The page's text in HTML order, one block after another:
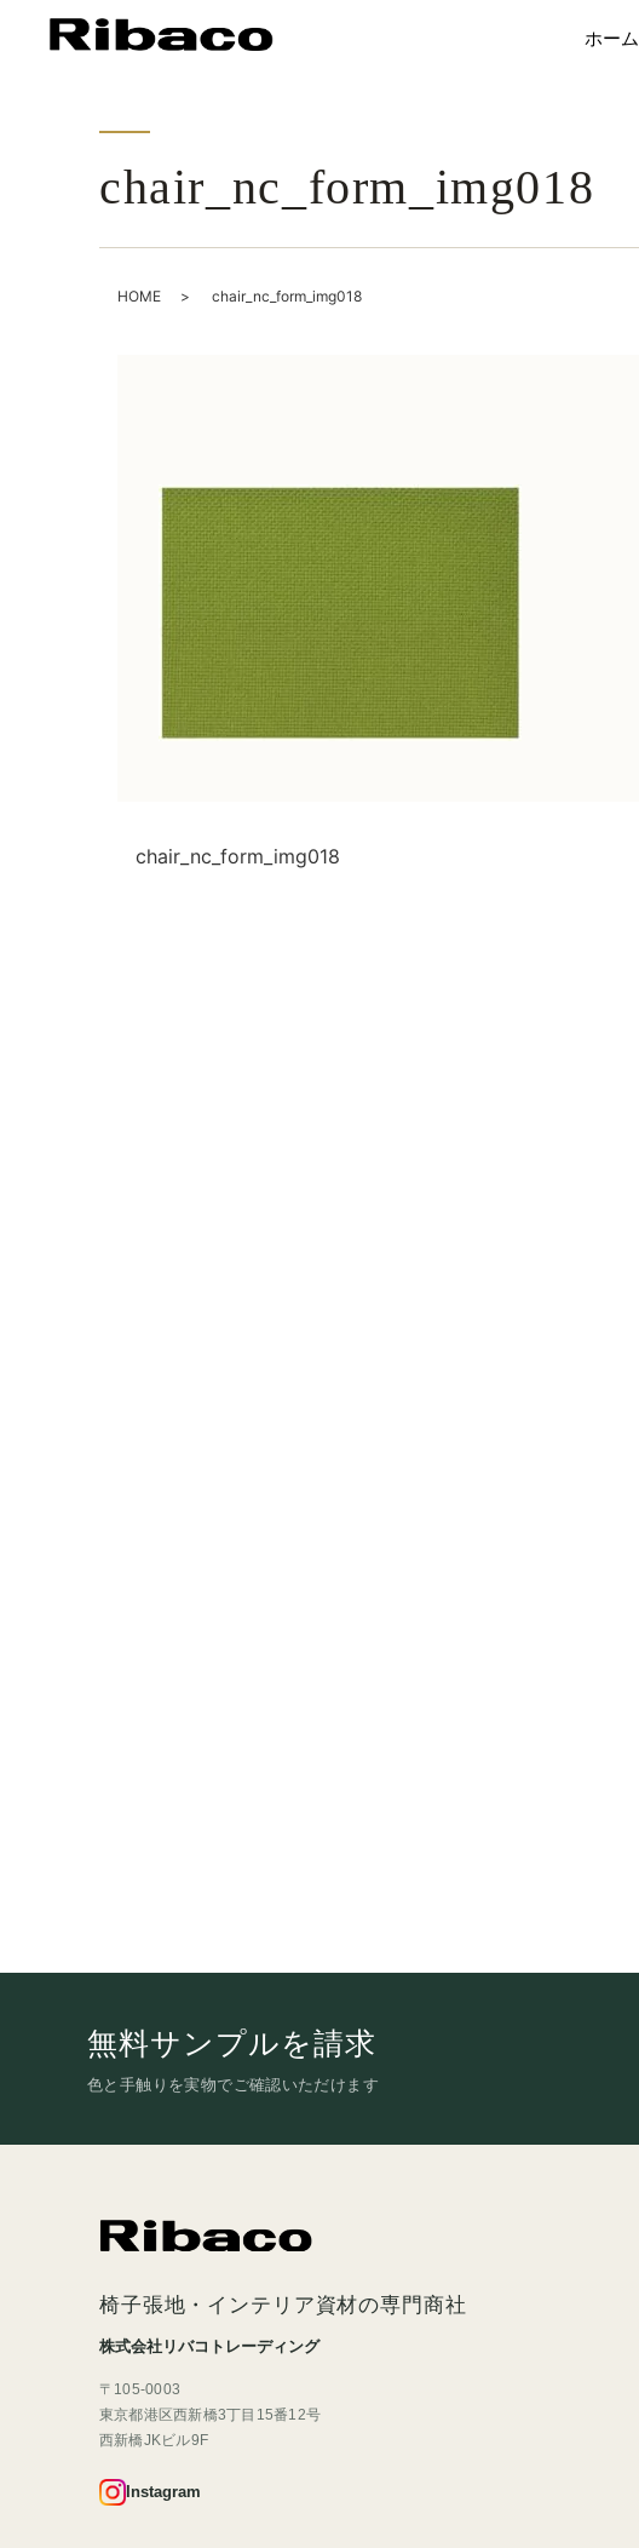
ホーム
chair_nc_form_img018
HOME chair_nc_form_img018
chair_nc_form_img018
無料サンプルを請求
色と手触りを実物でご確認いただけます
椅子張地・インテリア資材の専門商社
株式会社リバコトレーディング
〒105-0003
東京都港区西新橋3丁目15番12号
西新橋JKビル9F
Instagram